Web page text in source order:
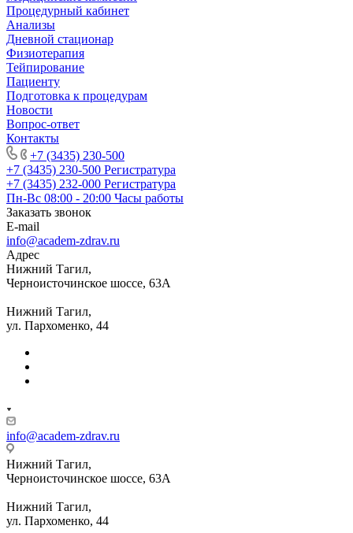
Процедурный кабинет
Анализы
Дневной стационар
Физиотерапия
Тейпирование
Пациенту
Подготовка к процедурам
Новости
Вопрос-ответ
Контакты
+7 (3435) 230-500
+7 (3435) 230-500 Регистратура
+7 (3435) 232-000 Регистратура
Пн-Вс 08:00 - 20:00 Часы работы
Заказать звонок
E-mail
info@academ-zdrav.ru
Адрес
Нижний Тагил,
Черноисточинское шоссе, 63А
Нижний Тагил,
ул. Пархоменко, 44
info@academ-zdrav.ru
Нижний Тагил,
Черноисточинское шоссе, 63А
Нижний Тагил,
ул. Пархоменко, 44